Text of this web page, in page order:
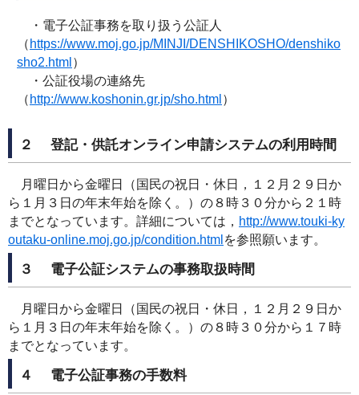
・電子公証事務を取り扱う公証人
（ https://www.moj.go.jp/MINJI/DENSHIKOSHO/denshiko
sho2.html ）
・公証役場の連絡先
（ http://www.koshonin.gr.jp/sho.html ）
２ 登記・供託オンライン申請システムの利用時間
月曜日から金曜日（国民の祝日・休日，１２月２９日か
ら１月３日の年末年始を除く。）の８時３０分から２１時
までとなっています。詳細については， http://www.touki-ky
outaku-online.moj.go.jp/condition.html を参照願います。
３ 電子公証システムの事務取扱時間
月曜日から金曜日（国民の祝日・休日，１２月２９日か
ら１月３日の年末年始を除く。）の８時３０分から１７時
までとなっています。
４ 電子公証事務の手数料